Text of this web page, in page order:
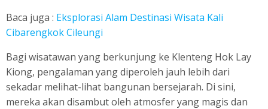
Baca juga : Eksplorasi Alam Destinasi Wisata Kali
Cibarengkok Cileungi
Bagi wisatawan yang berkunjung ke Klenteng Hok Lay
Kiong, pengalaman yang diperoleh jauh lebih dari
sekadar melihat-lihat bangunan bersejarah. Di sini,
mereka akan disambut oleh atmosfer yang magis dan